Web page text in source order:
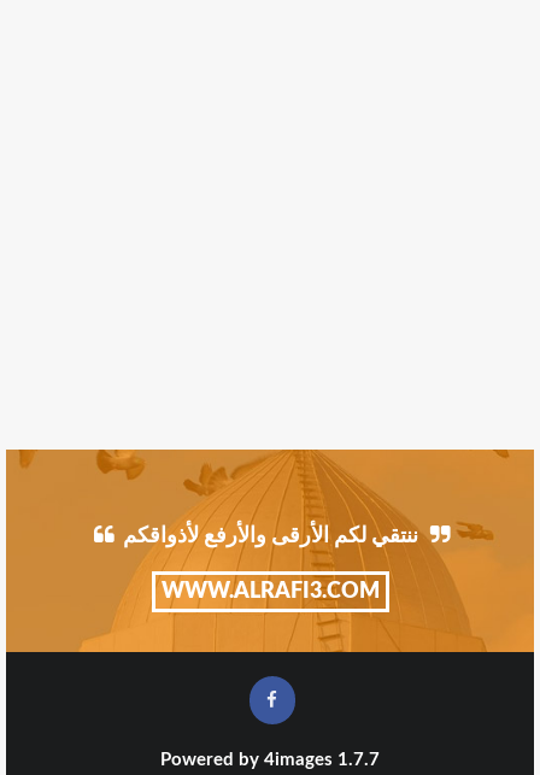
ننتقي لكم الأرقى والأرفع لأذواقكم
WWW.ALRAFI3.COM
Powered by 4images 1.7.7